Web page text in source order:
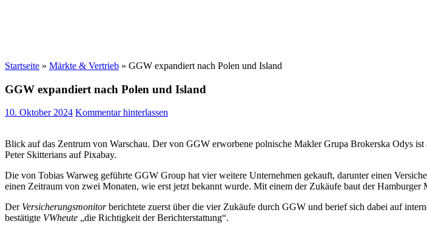
Startseite » Märkte & Vertrieb » GGW expandiert nach Polen und Island
GGW expandiert nach Polen und Island
10. Oktober 2024 Kommentar hinterlassen
Blick auf das Zentrum von Warschau. Der von GGW erworbene polnische Makler Grupa Brokerska Odys
Peter Skitterians auf Pixabay.
Die von Tobias Warweg geführte GGW Group hat vier weitere Unternehmen gekauft, darunter einen
einen Zeitraum von zwei Monaten, wie erst jetzt bekannt wurde. Mit einem der Zukäufe baut der
Der Versicherungsmonitorberichtete zuerst über die vier Zukäufe durch GGW und berief sich dabei auf
bestätigte VWheute „die Richtigkeit der Berichterstattung“.